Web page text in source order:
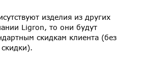
изделия из других
Ligron, то они будут
скидкам клиента (без